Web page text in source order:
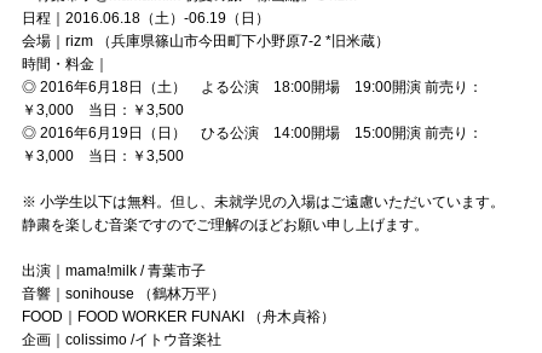
日程｜2016.06.18（土）-06.19（日）
会場｜rizm （兵庫県篠山市今田町下小野原7-2 *旧米蔵）
時間・料金｜
◎ 2016年6月18日（土） よる公演 18:00開場 19:00開演 前売り：
￥3,000 当日：￥3,500
◎ 2016年6月19日（日） ひる公演 14:00開場 15:00開演 前売り：
￥3,000 当日：￥3,500
※ 小学生以下は無料。但し、未就学児の入場はご遠慮いただいています。
静粛を楽しむ音楽ですのでご理解のほどお願い申し上げます。
出演｜mama!milk / 青葉市子
音響｜sonihouse （鶴林万平）
FOOD｜FOOD WORKER FUNAKI （舟木貞裕）
企画｜colissimo /イトウ音楽社